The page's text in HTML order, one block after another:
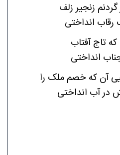
گردنم زنجیر زلف
رقاب انداختی
که تاجآفتاب
انداختی
آن که خصم ملک را
درآب انداختی